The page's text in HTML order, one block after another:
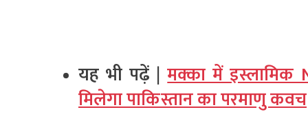
यह भी पढ़ें |मक्का में इस्लामिक
मिलेगा पाकिस्तान का परमाणु कवच